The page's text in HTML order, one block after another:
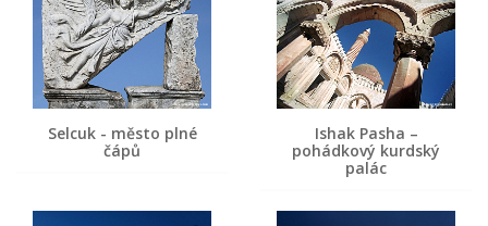
Selcuk - město plné
čápů
Ishak Pasha –
pohádkový kurdský
palác